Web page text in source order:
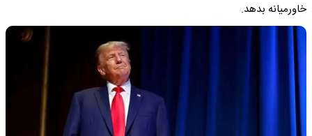
خاورمیانه بدهد.